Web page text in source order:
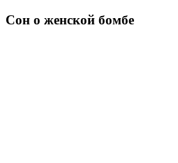
Сон о женской бомбе